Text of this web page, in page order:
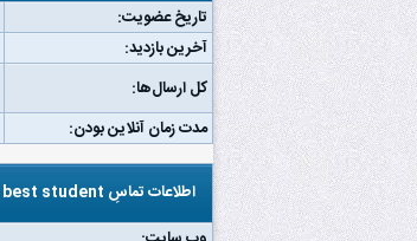
تاریخ عضویت:
آخرین بازدید:
کل ارسال‌ها:
مدت زمان آنلاین بودن:
اطلاعات تماسِ best student